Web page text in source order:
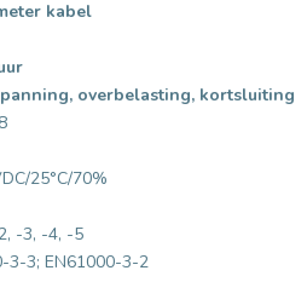
kabel
overbelasting, kortsluiting
25°C/70%
-3, -4, -5
3-3; EN61000-3-2